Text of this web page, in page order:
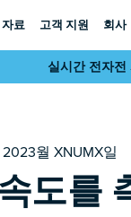
자료 고객 지원 회사
실시간 전자
2023월 XNUMX일
도를